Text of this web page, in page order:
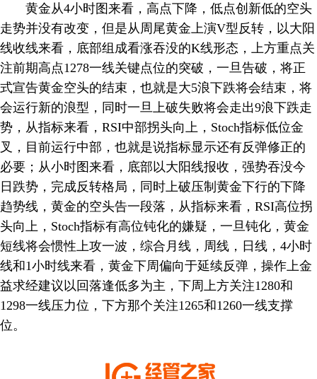
黄金从4小时图来看，高点下降，低点创新低的空头
走势并没有改变，但是从周尾黄金上演V型反转，以大阳
线收线来看，底部组成看涨吞没的K线形态，上方重点关
注前期高点1278一线关键点位的突破，一旦告破，将正
式宣告黄金空头的结束，也就是大5浪下跌将会结束，将
会运行新的浪型，同时一旦上破失败将会走出9浪下跌走
势，从指标来看，RSI中部拐头向上，Stoch指标低位金
叉，目前运行中部，也就是说指标显示还有反弹修正的
必要；从小时图来看，底部以大阳线报收，强势吞没今
日跌势，完成反转格局，同时上破压制黄金下行的下降
趋势线，黄金的空头告一段落，从指标来看，RSI高位拐
头向上，Stoch指标有高位钝化的嫌疑，一旦钝化，黄金
短线将会惯性上攻一波，综合月线，周线，日线，4小时
线和1小时线来看，黄金下周偏向于延续反弹，操作上金
益求经建议以回落逢低多为主，下周上方关注1280和
1298一线压力位，下方那个关注1265和1260一线支撑
位。